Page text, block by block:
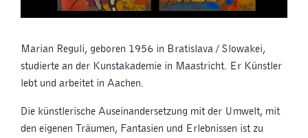
Marian Reguli, geboren 1956 in Bratislava / Slowakei,
studierte an der Kunstakademie in Maastricht. Er Künstler
lebt und arbeitet in Aachen.
Die künstlerische Auseinandersetzung mit der Umwelt, mit
den eigenen Träumen, Fantasien und Erlebnissen ist zu